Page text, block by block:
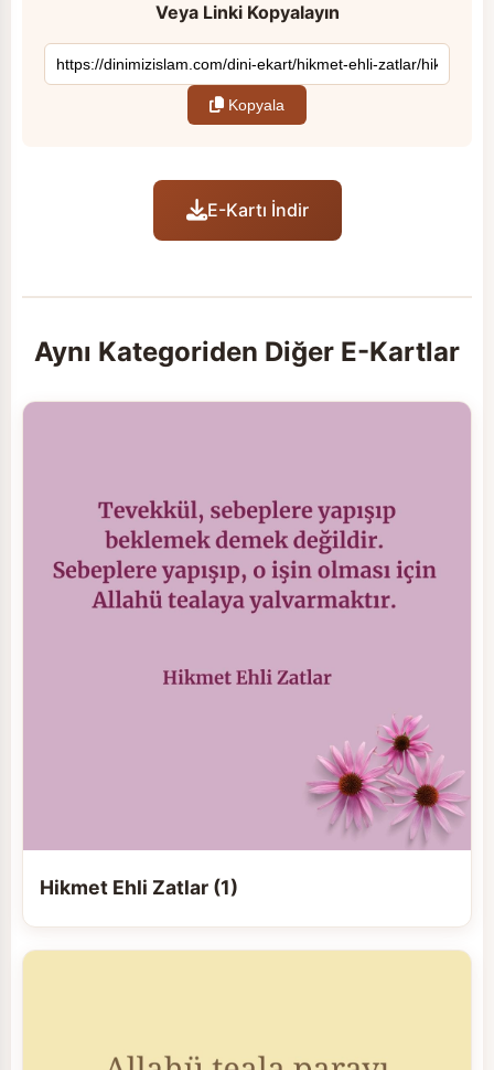
Veya Linki Kopyalayın
Kopyala
E-Kartı İndir
Aynı Kategoriden Diğer E-Kartlar
Hikmet Ehli Zatlar (1)